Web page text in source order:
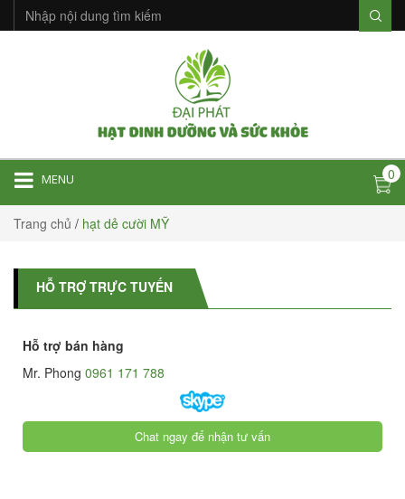
MENU 0
Trang chủ / hạt dẻ cười MỸ
HỖ TRỢ TRỰC TUYẾN
Hỗ trợ bán hàng
Mr. Phong 0961 171 788
Chat ngay để nhận tư vấn